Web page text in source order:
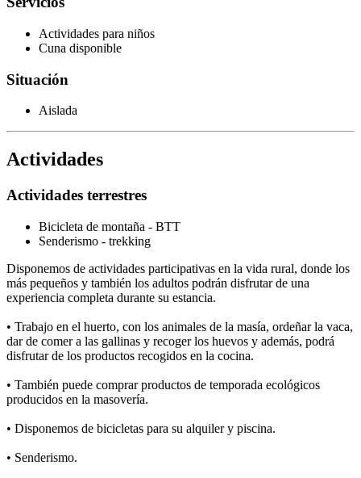
Actividades para niños
Cuna disponible
Situación
Aislada
Actividades
Actividades terrestres
Bicicleta de montaña - BTT
Senderismo - trekking
Disponemos de actividades participativas en la vida rural, donde los
más pequeños y también los adultos podrán disfrutar de una
experiencia completa durante su estancia.
• Trabajo en el huerto, con los animales de la masía, ordeñar la vaca,
dar de comer a las gallinas y recoger los huevos y además, podrá
disfrutar de los productos recogidos en la cocina.
• También puede comprar productos de temporada ecológicos
producidos en la masovería.
• Disponemos de bicicletas para su alquiler y piscina.
• Senderismo.